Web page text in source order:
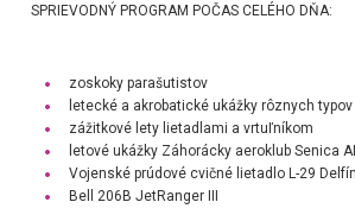
SPRIEVODNÝ PROGRAM POČAS CELÉHO DŇA:
zoskoky parašutistov
letecké a akrobatické ukážky rôznych
zážitkové lety lietadlami a vrtuľníkom
letové ukážky Záhorácky aeroklub Senica
Vojenské prúdové cvičné lietadlo L-29 Delfín
Bell 206B JetRanger III